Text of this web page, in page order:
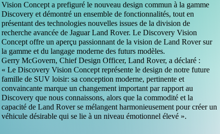
Vision Concept a prefiguré le nouveau design commun à la gamme
Discovery et démontré un ensemble de fonctionnalités, tout en
présentant des technologies nouvelles issues de la division de
recherche avancée de Jaguar Land Rover. Le Discovery Vision
Concept offre un aperçu passionnant de la vision de Land Rover sur
la gamme et du langage moderne des futurs modèles.
Gerry McGovern, Chief Design Officer, Land Rover, a déclaré :
« Le Discovery Vision Concept représente le design de notre future
famille de SUV loisir: sa conception moderne, pertinente et
convaincante marque un changement important par rapport au
Discovery que nous connaissons, alors que la commodité et la
capacité de Land Rover se mélangent harmonieusement pour créer un
véhicule désirable qui se lie à un niveau émotionnel élevé ».